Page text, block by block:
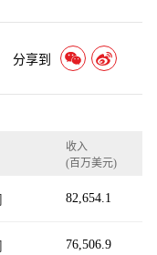
分享到
收入
(百万美元)
82,654.1
76,506.9